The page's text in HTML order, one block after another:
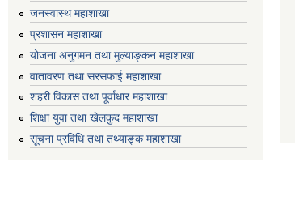
जनस्वास्थ महाशाखा
प्रशासन महाशाखा
योजना अनुगमन तथा मुल्याङ्कन महाशाखा
वातावरण तथा सरसफाई महाशाखा
शहरी विकास तथा पूर्वाधार महाशाखा
शिक्षा युवा तथा खेलकुद महाशाखा
सूचना प्रविधि तथा तथ्याङ्क महाशाखा